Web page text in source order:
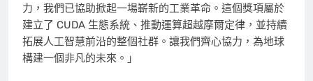
力，我們已協助掀起一場嶄新的工業革命。這個獎項屬於
建立了 CUDA 生態系統、推動運算超越摩爾定律，並持續
拓展人工智慧前沿的整個社群。讓我們齊心協力，為地球
構建一個非凡的未來。」